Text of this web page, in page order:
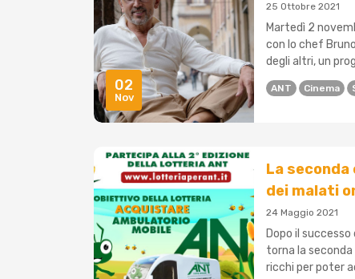
02
Nov
25 Ottobre 2021
Martedì 2
con lo chef
degli altri, un
ANT Cinema
La
dei malati
24 Maggio 2021
Dopo il
torna la
ricchi per poter